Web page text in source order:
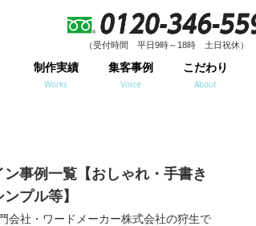
（受付時間 平日9時～18時 土日祝休）
制作実績
Works
集客事例
Voice
こだわり
About
（受付時間 平日9時～18時 土日祝休）
事例一覧【おしゃれ・手書き
プル等】
会社・ワードメーカー株式会社の狩生で